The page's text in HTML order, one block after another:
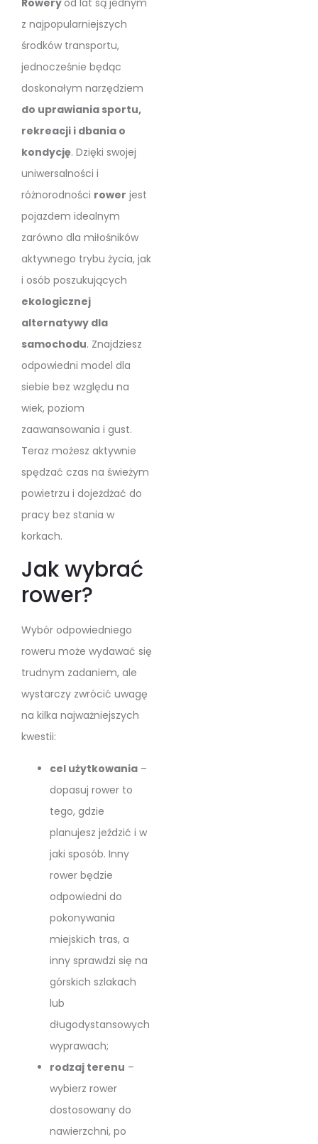
Roweryod lat są jednym
z najpopularniejszych
środków transportu,
jednocześnie będąc
doskonałym narzędziem
do uprawiania sportu,
rekreacji i dbania o
kondycję. Dzięki swojej
uniwersalności i
różnorodności rower jest
pojazdem idealnym
zarówno dla miłośników
aktywnego trybu życia, jak
i osób poszukujących
ekologicznej
alternatywy dla
samochodu. Znajdziesz
odpowiedni model dla
siebie bez względu na
wiek, poziom
zaawansowania i gust.
Teraz możesz aktywnie
spędzać czas na świeżym
powietrzu i dojeżdżać do
pracy bez stania w
korkach.
Jak wybrać
rower?
Wybór odpowiedniego
roweru może wydawać się
trudnym zadaniem, ale
wystarczy zwrócić uwagę
na kilka najważniejszych
kwestii:
cel użytkowania –
dopasuj rower to
tego, gdzie
planujesz jeździć i w
jaki sposób. Inny
rower będzie
odpowiedni do
pokonywania
miejskich tras, a
inny sprawdzi się na
górskich szlakach
lub
długodystansowych
wyprawach;
rodzaj terenu –
wybierz rower
dostosowany do
nawierzchni, po